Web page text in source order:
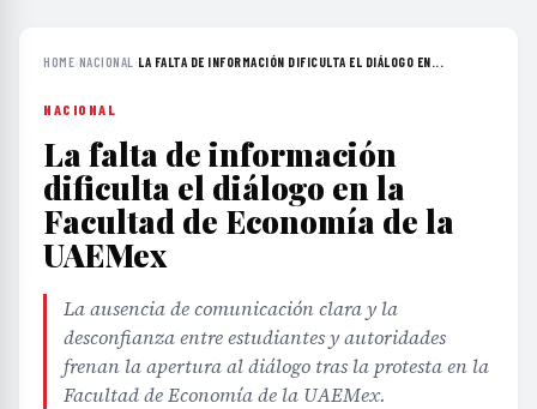
HOME›NACIONAL ›LA FALTA DE INFORMACIÓN DIFICULTA EL DIÁLOGO EN...
NACIONAL
La falta de información
dificulta el diálogo en la
Facultad de Economía de la
UAEMex
La ausencia de comunicación clara y la
desconfianza entre estudiantes y autoridades
frenan la apertura al diálogo tras la protesta en la
Facultad de Economía de la UAEMex.